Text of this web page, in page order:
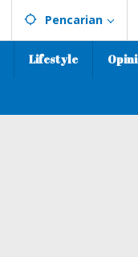
Pencarian
Lifestyle Opini